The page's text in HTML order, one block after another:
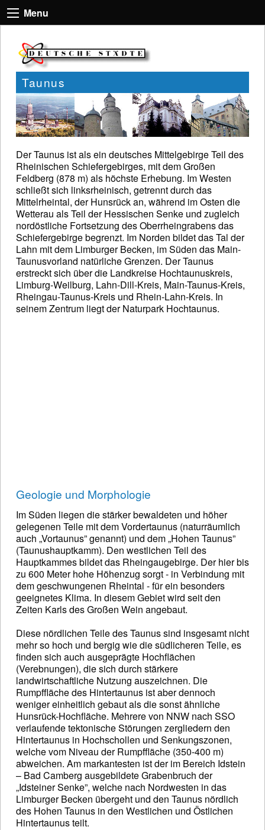
Menu
Taunus
Der Taunus ist als ein deutsches Mittelgebirge Teil des
Rheinischen Schiefergebirges, mit dem Großen
Feldberg (878 m) als höchste Erhebung. Im Westen
schließt sich linksrheinisch, getrennt durch das
Mittelrheintal, der Hunsrück an, während im Osten die
Wetterau als Teil der Hessischen Senke und zugleich
nordöstliche Fortsetzung des Oberrheingrabens das
Schiefergebirge begrenzt. Im Norden bildet das Tal der
Lahn mit dem Limburger Becken, im Süden das Main-
Taunusvorland natürliche Grenzen. Der Taunus
erstreckt sich über die Landkreise Hochtaunuskreis,
Limburg-Weilburg, Lahn-Dill-Kreis, Main-Taunus-Kreis,
Rheingau-Taunus-Kreis und Rhein-Lahn-Kreis. In
seinem Zentrum liegt der Naturpark Hochtaunus.
Geologie und Morphologie
Im Süden liegen die stärker bewaldeten und höher
gelegenen Teile mit dem Vordertaunus (naturräumlich
auch „Vortaunus” genannt) und dem „Hohen Taunus”
(Taunushauptkamm). Den westlichen Teil des
Hauptkammes bildet das Rheingaugebirge. Der hier bis
zu 600 Meter hohe Höhenzug sorgt - in Verbindung mit
dem geschwungenen Rheintal - für ein besonders
geeignetes Klima. In diesem Gebiet wird seit den
Zeiten Karls des Großen Wein angebaut.
Diese nördlichen Teile des Taunus sind insgesamt nicht
mehr so hoch und bergig wie die südlicheren Teile, es
finden sich auch ausgeprägte Hochflächen
(Verebnungen), die sich durch stärkere
landwirtschaftliche Nutzung auszeichnen. Die
Rumpffläche des Hintertaunus ist aber dennoch
weniger einheitlich gebaut als die sonst ähnliche
Hunsrück-Hochfläche. Mehrere von NNW nach SSO
verlaufende tektonische Störungen zergliedern den
Hintertaunus in Hochschollen und Senkungszonen,
welche vom Niveau der Rumpffläche (350-400 m)
abweichen. Am markantesten ist der im Bereich Idstein
– Bad Camberg ausgebildete Grabenbruch der
„Idsteiner Senke”, welche nach Nordwesten in das
Limburger Becken übergeht und den Taunus nördlich
des Hohen Taunus in den Westlichen und Östlichen
Hintertaunus teilt.